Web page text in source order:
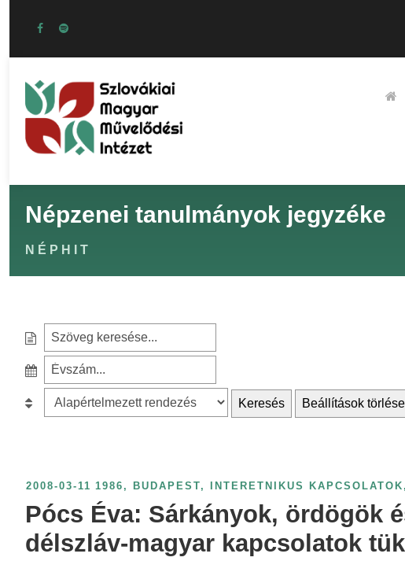
Népzenei tanulmányok jegyzéke
NÉPHIT
e
c
o
:
z
é
v
s
e
r
o
l
á
Keresés Beállítások törlése
2008-03-11 1986 , BUDAPEST, INTERETNIKUS KAPCSOLATOK ,
Pócs Éva: Sárkányok, ördögök
délszláv-magyar kapcsolatok